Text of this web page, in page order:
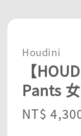
Houdini
【
Pants
Regular
NT$